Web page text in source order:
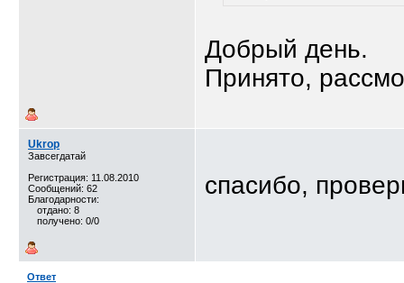
Добрый день.
Принято,
Ukrop
Завсегдатай
Регистрация: 11.08.2010
Сообщений: 62
Благодарности:
отдано: 8
получено: 0/0
спасибо,
Ответ